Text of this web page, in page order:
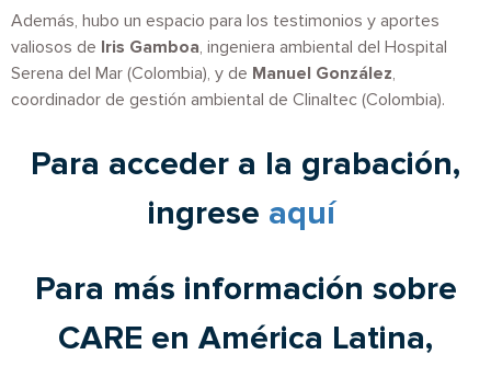
Además, hubo un espacio para los testimonios y aportes
valiosos de Iris Gamboa, ingeniera ambiental del Hospital
Serena del Mar (Colombia), y de Manuel González,
coordinador de gestión ambiental de Clinaltec (Colombia).
Para acceder a la grabación,
ingrese aquí
Para más información sobre
CARE en América Latina,